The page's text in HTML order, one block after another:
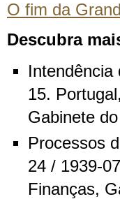
O fim da
Descubra
Intendência
15.
Gabinete
Processos
24 / 1939-
Finanças,